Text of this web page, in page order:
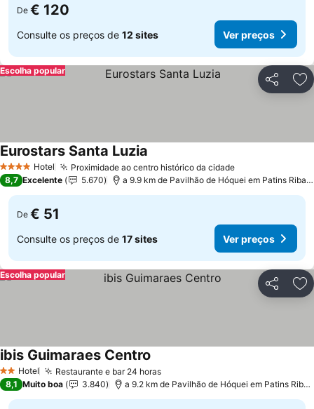
De € 120
Consulte os preços de 12 sites Ver preços
Partilhar
Escolha popular
4 EstrelasHotel Proximidade ao centro histórico da cidade
Eurostars Santa Luzia
8,7 Excelente 5.670 a 9.9 km de Pavilhão de Hóquei em Patins Riba de Ave Hóquei Clube
De € 51
Consulte os preços de 17 sites Ver preços
Partilhar
Escolha popular
2 Estrelas
Hotel Restaurante e bar 24 horas
ibis Guimaraes Centro
8,1 Muito boa 3.840 a 9.2 km de Pavilhão de Hóquei em Patins Riba de Ave Hóquei Clube